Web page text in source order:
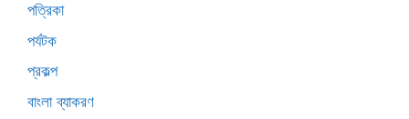
পত্রিকা
পর্যটক
প্রকল্প
বাংলা ব্যাকরণ